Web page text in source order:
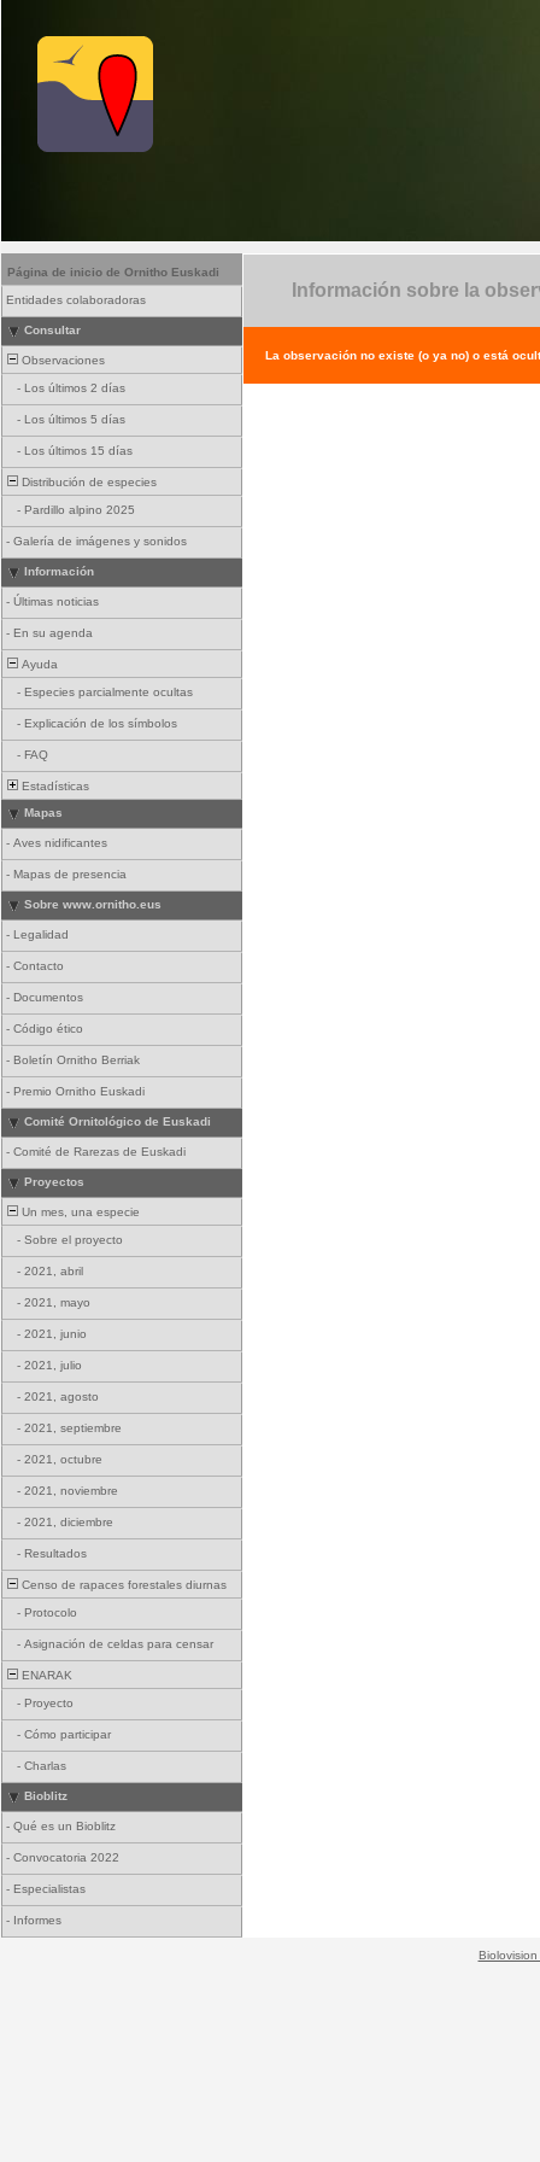
Página de inicio de Ornitho Euskadi
Entidades colaboradoras
Consultar
Observaciones
- Los últimos 2 días
- Los últimos 5 días
- Los últimos 15 días
Distribución de especies
- Pardillo alpino 2025
- Galería de imágenes y sonidos
Información
- Últimas noticias
- En su agenda
Ayuda
- Especies parcialmente ocultas
- Explicación de los símbolos
- FAQ
Estadísticas
Mapas
- Aves nidificantes
- Mapas de presencia
Sobre www.ornitho.eus
- Legalidad
- Contacto
- Documentos
- Código ético
- Boletín Ornitho Berriak
- Premio Ornitho Euskadi
Comité Ornitológico de Euskadi
- Comité de Rarezas de Euskadi
Proyectos
Un mes, una especie
- Sobre el proyecto
- 2021, abril
- 2021, mayo
- 2021, junio
- 2021, julio
- 2021, agosto
- 2021, septiembre
- 2021, octubre
- 2021, noviembre
- 2021, diciembre
- Resultados
Censo de rapaces forestales diurnas
- Protocolo
- Asignación de celdas para censar
ENARAK
- Proyecto
- Cómo participar
- Charlas
Bioblitz
- Qué es un Bioblitz
- Convocatoria 2022
- Especialistas
- Informes
Información sobre la
La observación no existe (o ya no) o está
Biolovision